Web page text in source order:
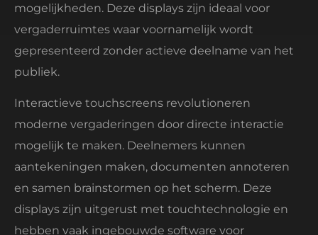
mogelijkheden. Deze displays zijn ideaal voor
vergaderruimtes waar voornamelijk wordt
gepresenteerd zonder actieve deelname van het
publiek.
Interactieve touchscreens revolutioneren
moderne vergaderingen door directe interactie
mogelijk te maken. Deelnemers kunnen
aantekeningen maken, documenten annoteren
en samen brainstormen op het scherm. Deze
displays zijn uitgerust met touchtechnologie en
hebben vaak ingebouwde software voor